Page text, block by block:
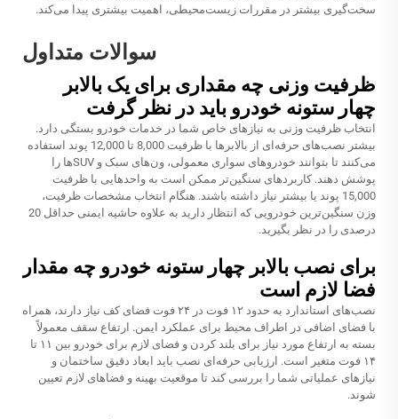
سخت‌گیری بیشتر در مقررات زیست‌محیطی، اهمیت بیشتری پیدا می‌کند.
سوالات متداول
ظرفیت وزنی چه مقداری برای یک بالابر
چهار ستونه خودرو باید در نظر گرفت
انتخاب ظرفیت وزنی به نیازهای خاص شما در خدمات خودرو بستگی دارد.
بیشتر نصب‌های حرفه‌ای از بالابرها با ظرفیت 8,000 تا 12,000 پوند استفاده
می‌کنند تا بتوانند خودروهای سواری معمولی، ون‌های سبک و SUVها را
پوشش دهند. کاربردهای سنگین‌تر ممکن است به واحدهایی با ظرفیت
15,000 پوند یا بیشتر نیاز داشته باشند. هنگام انتخاب مشخصات ظرفیت،
وزن سنگین‌ترین خودرویی که انتظار دارید به علاوه حاشیه ایمنی حداقل 20
درصدی را در نظر بگیرید.
برای نصب بالابر چهار ستونه خودرو چه مقدار
فضا لازم است
نصب‌های استاندارد به حدود ۱۲ فوت در ۲۴ فوت فضای کف نیاز دارند، همراه
با فضای اضافی در اطراف محیط برای عملکرد ایمن. ارتفاع سقف معمولاً
بسته به ارتفاع مورد نیاز برای بلند کردن و فضای لازم برای خودرو بین ۱۱ تا
۱۴ فوت متغیر است. ارزیابی حرفه‌ای نصب باید ابعاد دقیق ساختمان و
نیازهای عملیاتی شما را بررسی کند تا موقعیت بهینه و فضاهای لازم تعیین
شوند.